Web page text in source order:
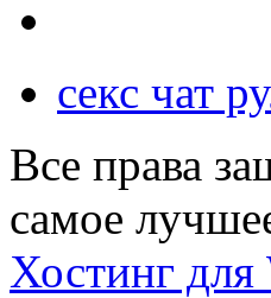
секс чат
Все права
самое
Хостинг для